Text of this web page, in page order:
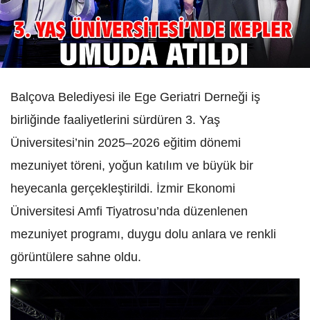
Balçova Belediyesi ile Ege Geriatri Derneği iş
birliğinde faaliyetlerini sürdüren 3. Yaş
Üniversitesi’nin 2025–2026 eğitim dönemi
mezuniyet töreni, yoğun katılım ve büyük bir
heyecanla gerçekleştirildi. İzmir Ekonomi
Üniversitesi Amfi Tiyatrosu’nda düzenlenen
mezuniyet programı, duygu dolu anlara ve renkli
görüntülere sahne oldu.